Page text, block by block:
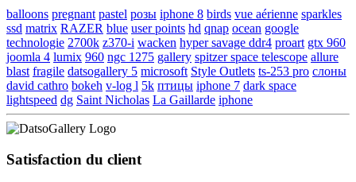
balloons pregnant pastel розы iphone 8 birds vue aérienne sparkles
ssd matrix RAZER blue user points hd qnap ocean google
technologie 2700k z370-i wacken hyper savage ddr4 proart gtx 960
joomla 4 lumix 960 ngc 1275 gallery spitzer space telescope allure
blast fragile datsogallery 5 microsoft Style Outlets ts-253 pro слоны
david cathro bokeh v-log l 5k птицы iphone 7 dark space
lightspeed dg Saint Nicholas La Gaillarde iphone
Satisfaction du client